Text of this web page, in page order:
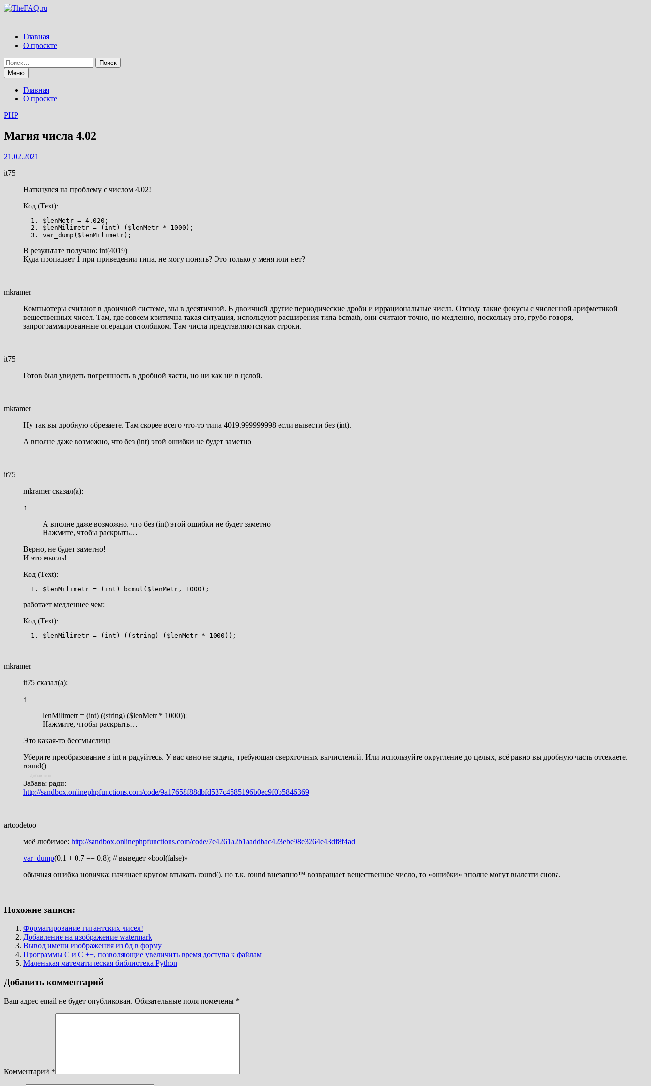
Перейти
Главная
О проекте
Найти:
Меню
Главная
О проекте
PHP
Магия числа 4.02
21.02.2021
it75
Наткнулся на проблему с числом 4.02!
Код (Text):
$lenMetr = 4.020;
$lenMilimetr = (int) ($lenMetr * 1000);
var_dump($lenMilimetr);
В результате получаю: int(4019)
Куда пропадает 1 при приведении типа, не могу понять? Это только у меня или нет?
mkramer
Компьютеры считают в двоичной системе, мы в десятичной. В двоичной другие периодические дроби и иррациональные числа. Отсюда такие фокусы с численной арифметикой
вещественных чисел. Там, где совсем критична такая ситуация, используют расширения типа bcmath, они считают точно, но медленно, поскольку это, грубо говоря,
запрограммированные операции столбиком. Там числа представляются как строки.
it75
Готов был увидеть погрешность в дробной части, но ни как ни в целой.
mkramer
Ну так вы дробную обрезаете. Там скорее всего что-то типа 4019.999999998 если вывести без (int).
А вполне даже возможно, что без (int) этой ошибки не будет заметно
it75
mkramer сказал(а):
↑
А вполне даже возможно, что без (int) этой ошибки не будет заметно
Нажмите, чтобы раскрыть…
Верно, не будет заметно!
И это мысль!
Код (Text):
$lenMilimetr = (int) bcmul($lenMetr, 1000);
работает медленнее чем:
Код (Text):
$lenMilimetr = (int) ((string) ($lenMetr * 1000));
mkramer
it75 сказал(а):
↑
lenMilimetr = (int) ((string) ($lenMetr * 1000));
Нажмите, чтобы раскрыть…
Это какая-то бессмыслица
Уберите преобразование в int и радуйтесь. У вас явно не задача, требующая сверхточных вычислений. Или используйте округление до целых, всё равно вы дробную часть отсекаете.
round()
— Добавлено —
Забавы ради:
http://sandbox.onlinephpfunctions.com/code/9a17658f88dbfd537c4585196b0ec9f0b5846369
artoodetoo
моё любимое: http://sandbox.onlinephpfunctions.com/code/7e4261a2b1aaddbac423ebe98e3264e43df8f4ad
var_dump(0.1 + 0.7 == 0.8); // выведет «bool(false)»
обычная ошибка новичка: начинает кругом втыкать round(). но т.к. round внезапно™ возвращает вещественное число, то «ошибки» вполне могут вылезти снова.
Похожие записи:
Форматирование гигантских чисел!
Добавление на изображение watermark
Вывод имени изображения из бд в форму
Программы C и C ++, позволяющие увеличить время доступа к файлам
Маленькая математическая библиотека Python
Добавить комментарий
Ваш адрес email не будет опубликован. Обязательные поля помечены *
Комментарий *